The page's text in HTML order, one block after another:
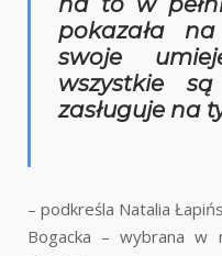
pokazała
swoje
wszystkie
zasługuje na
– podkreśla Natalia
Bogacka – wybrana w